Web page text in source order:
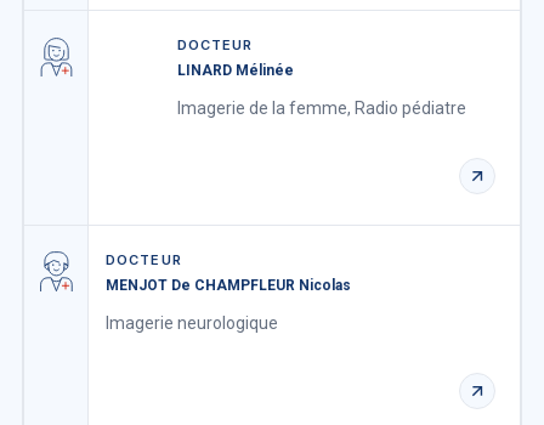
DOCTEUR
LINARD Mélinée
Imagerie de la femme, Radio pédiatre
DOCTEUR
MENJOT De CHAMPFLEUR Nicolas
Imagerie neurologique